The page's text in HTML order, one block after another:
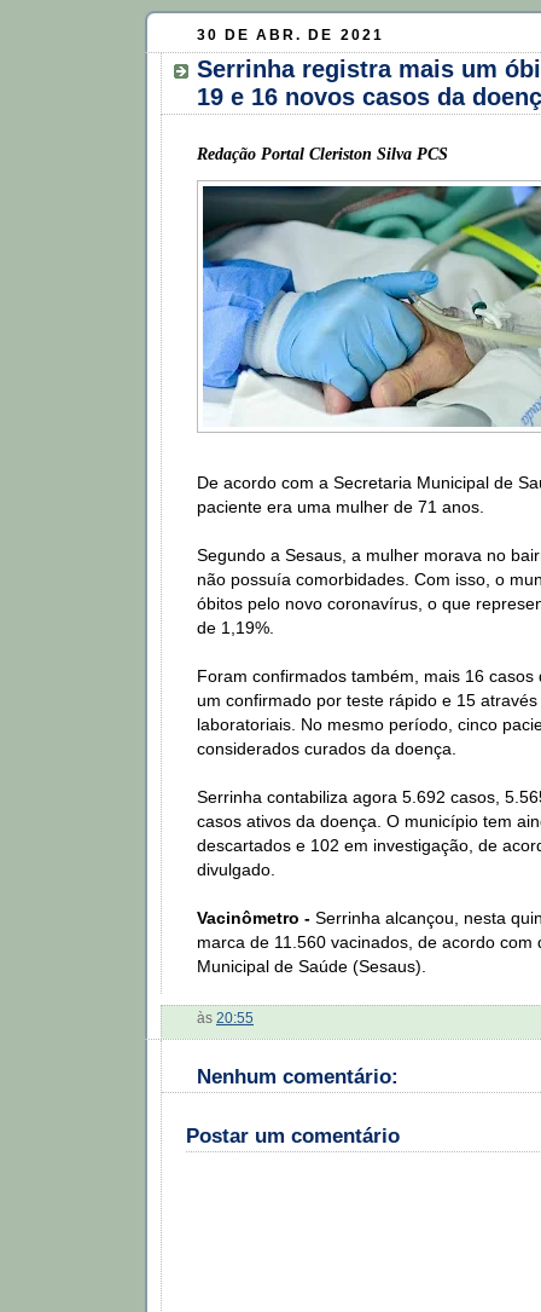
30 DE ABR. DE 2021
Serrinha registra mais um
19 e 16 novos casos da
Redação Portal Cleriston Silva PCS
De acordo com a Secretaria Municipal de
paciente era uma mulher de 71 anos.
Segundo a Sesaus, a mulher morava no
não possuía comorbidades. Com isso, o
óbitos pelo novo coronavírus, o que
de 1,19%.
Foram confirmados também, mais 16 casos
um confirmado por teste rápido e 15
laboratoriais. No mesmo período, cinco
considerados curados da doença.
Serrinha contabiliza agora 5.692 casos,
casos ativos da doença. O município tem
descartados e 102 em investigação, de
divulgado.
Vacinômetro - Serrinha alcançou, nesta
marca de 11.560 vacinados, de acordo com
Municipal de Saúde (Sesaus).
às 20:55
Nenhum comentário:
Postar um comentário